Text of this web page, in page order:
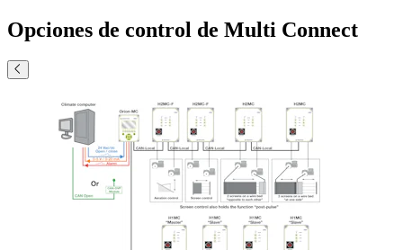
Opciones de control de Multi Connect